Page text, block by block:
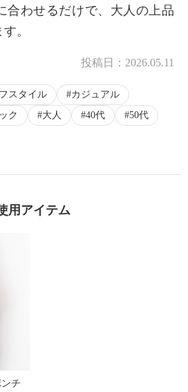
合わせるだけで、大人の上品
。
投稿日： 2026.05.11
スタイル
カジュアル
ク 大人 40代
50代
用アイテム
チ